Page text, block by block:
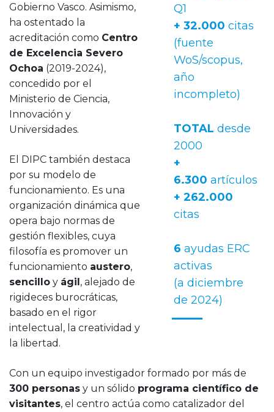
Q1
+ 32.000 citas
(fuente
WoS/scopus,
año
incompleto)
TOTAL desde
2000
+
6.300 artículos
+ 262.000
citas
6 ayudas ERC
activas
(a diciembre
de 2024)
Gobierno Vasco. Asimismo,
ha ostentado la
acreditación como Centro
de Excelencia Severo
Ochoa (2019-2024),
concedido por el
Ministerio de Ciencia,
Innovación y
Universidades.
El DIPC también destaca
por su modelo de
funcionamiento. Es una
organización dinámica que
opera bajo normas de
gestión flexibles, cuya
filosofía es promover un
funcionamiento austero,
sencillo y ágil, alejado de
rigideces burocráticas,
basado en el rigor
intelectual, la creatividad y
la libertad.
Con un equipo investigador formado por más de
300 personas y un sólido programa científico de
visitantes, el centro actúa como catalizador del